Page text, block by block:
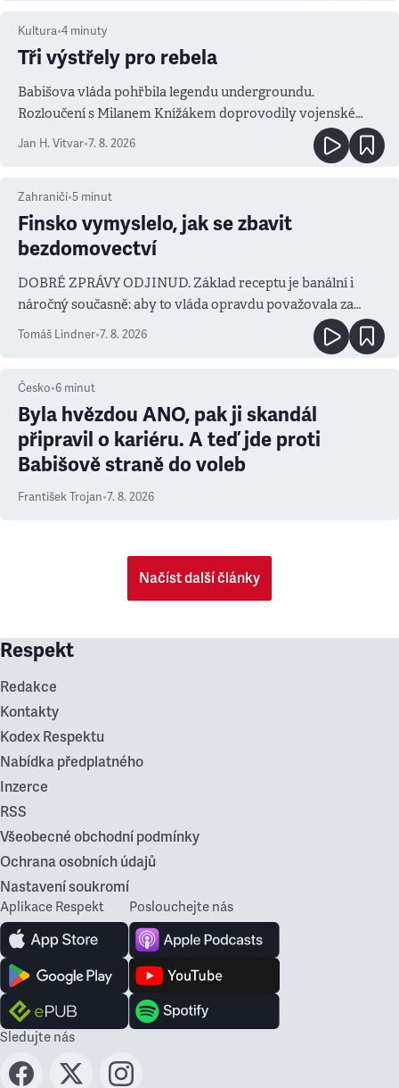
Kultura•4 minuty
Tři výstřely pro rebela
Babišova vláda pohřbila legendu undergroundu.
Rozloučení s Milanem Knížákem doprovodily vojenské
salvy i kritika pokrokářů
Jan H. Vitvar•7. 8. 2026
Zahraničí•5 minut
Finsko vymyslelo, jak se zbavit
bezdomovectví
DOBRÉ ZPRÁVY ODJINUD. Základ receptu je banální i
náročný současně: aby to vláda opravdu považovala za
prioritu
Tomáš Lindner•7. 8. 2026
Česko•6 minut
Byla hvězdou ANO, pak ji skandál
připravil o kariéru. A teď jde proti
Babišově straně do voleb
František Trojan•7. 8. 2026
Načíst další články
Respekt
Redakce
Kontakty
Kodex Respektu
Nabídka předplatného
Inzerce
RSS
Všeobecné obchodní podmínky
Ochrana osobních údajů
Nastavení soukromí
Aplikace Respekt Poslouchejte nás
Sledujte nás